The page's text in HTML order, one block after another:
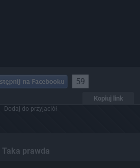
59
Kopiuj link
Dodaj do przyjaciół
Taka prawda